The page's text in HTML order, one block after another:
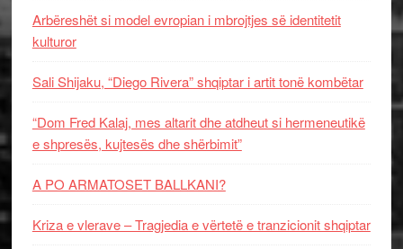
Arbëreshët si model evropian i mbrojtjes së identitetit
kulturor
Sali Shijaku, “Diego Rivera” shqiptar i artit tonë kombëtar
“Dom Fred Kalaj, mes altarit dhe atdheut si hermeneutikë
e shpresës, kujtesës dhe shërbimit”
A PO ARMATOSET BALLKANI?
Kriza e vlerave – Tragjedia e vërtetë e tranzicionit shqiptar